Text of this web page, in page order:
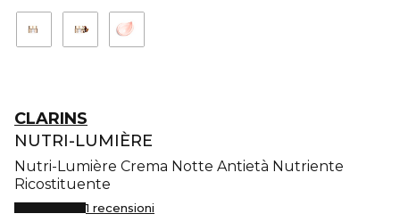
CLARINS
NUTRI-LUMIÈRE
Nutri-Lumière Crema Notte Antietà Nutriente
Ricostituente
1 recensioni